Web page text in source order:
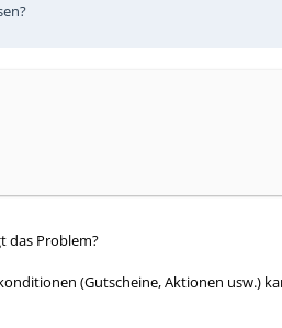
das Problem?
(Gutscheine, Aktionen usw.)